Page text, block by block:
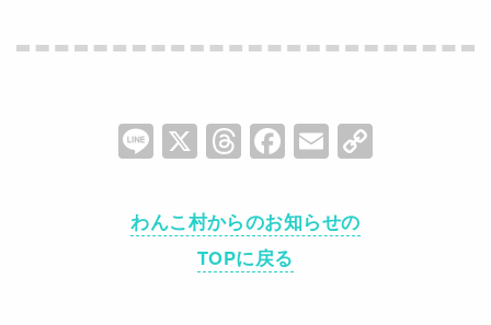
Li
e
X T
e
a
d
F
c
e
b
E
ai
l
わんこ村からのお知らせの
TOPに戻る